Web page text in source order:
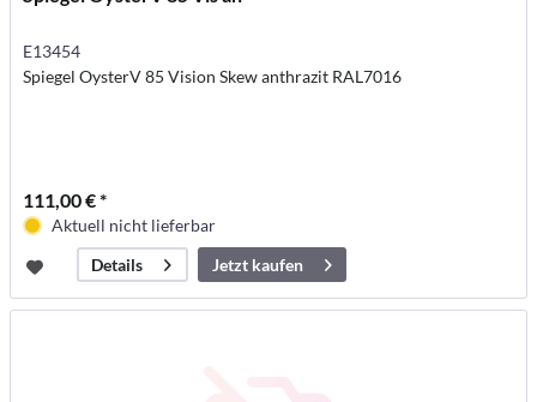
E13454
Spiegel OysterV 85 Vision Skew anthrazit RAL7016
111,00 € *
Aktuell nicht lieferbar
Details
Jetzt kaufen